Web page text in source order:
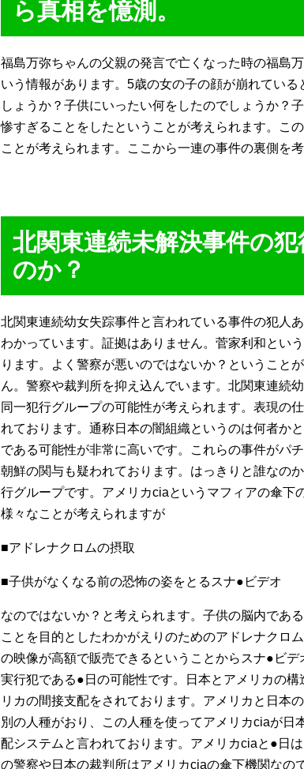
ら真相を憶測。
福島万弥ちゃんの父親の発言で亡くなった時の福島
いう情報があります。5歳の女の子の顔が崩れてい
しょうか？子供にいったい何をしたのでしょうか？
惨すぎることをしたということが考えられます。こ
ことが考えられます。ここから一連の事件の裏側を考
北関東連続未解決事件の
のか？
北関東連続幼女失踪事件と言われている事件の犯人
わかっています。証拠はありません。菅家利和とい
ります。よく警察が悪いのではないか？ということ
ん。警察や裁判所を抑え込んでいます。北関東連続
同一犯行グループの可能性が考えられます。表現の
れております。通称日本の闇組織というのは何者か
である可能性が非常に高いです。これらの事件がパ
朝鮮の関与も疑われております。はっきりと誰なの
行グループです。アメリカciaというマフィアの傘下
様々なことが考えられますが
■アドレナクロムの摂取
■子供がなくなる前の恐怖の姿をとるスナ●ビデオ
なのではないか？と考えられます。子供の脳内であ
ことを目的としたわかがえりのためのアドレナクロ
の映像が高額で販売できるということからスナ●ビ
実行犯である●日の可能性です。日本とアメリカの
リカの間接支配をされております。アメリカと日本
別の人種がおり、この人種を使ってアメリカciaが日
配システムと言われております。アメリカciaと●日
の警察や日本の裁判所はアメリカciaの傘下機関なの